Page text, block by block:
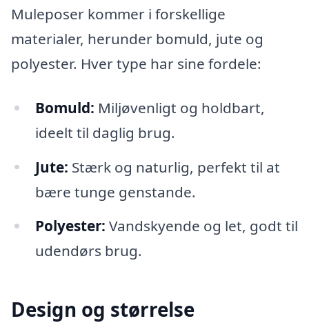
Muleposer kommer i forskellige
materialer, herunder bomuld, jute og
polyester. Hver type har sine fordele:
Bomuld: Miljøvenligt og holdbart,
ideelt til daglig brug.
Jute: Stærk og naturlig, perfekt til at
bære tunge genstande.
Polyester: Vandskyende og let, godt til
udendørs brug.
Design og størrelse